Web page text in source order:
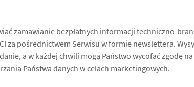
zamawianie bezpłatnych informacji techniczno-
za pośrednictwem Serwisu w formie newslettera.
a w każdej chwili mogą Państwo wycofać zgodę
Państwa danych w celach marketingowych.